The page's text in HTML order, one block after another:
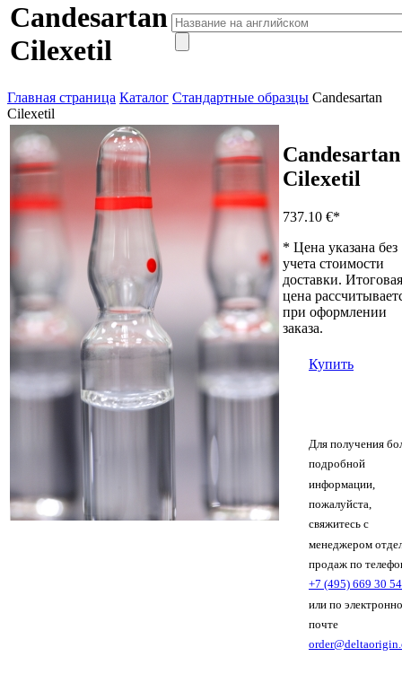
Candesartan
Cilexetil
Главная страница Каталог Стандартные образцы Candesartan
Cilexetil
Candesartan
Cilexetil
737.10 €*
* Цена указана без
учета стоимости
доставки. Итоговая
цена
при оформлении
заказа.
Купить
Для получения
подробной
информации,
пожалуйста,
свяжитесь с
менеджером
продаж по
+7 (495) 669 30 54
или по
почте